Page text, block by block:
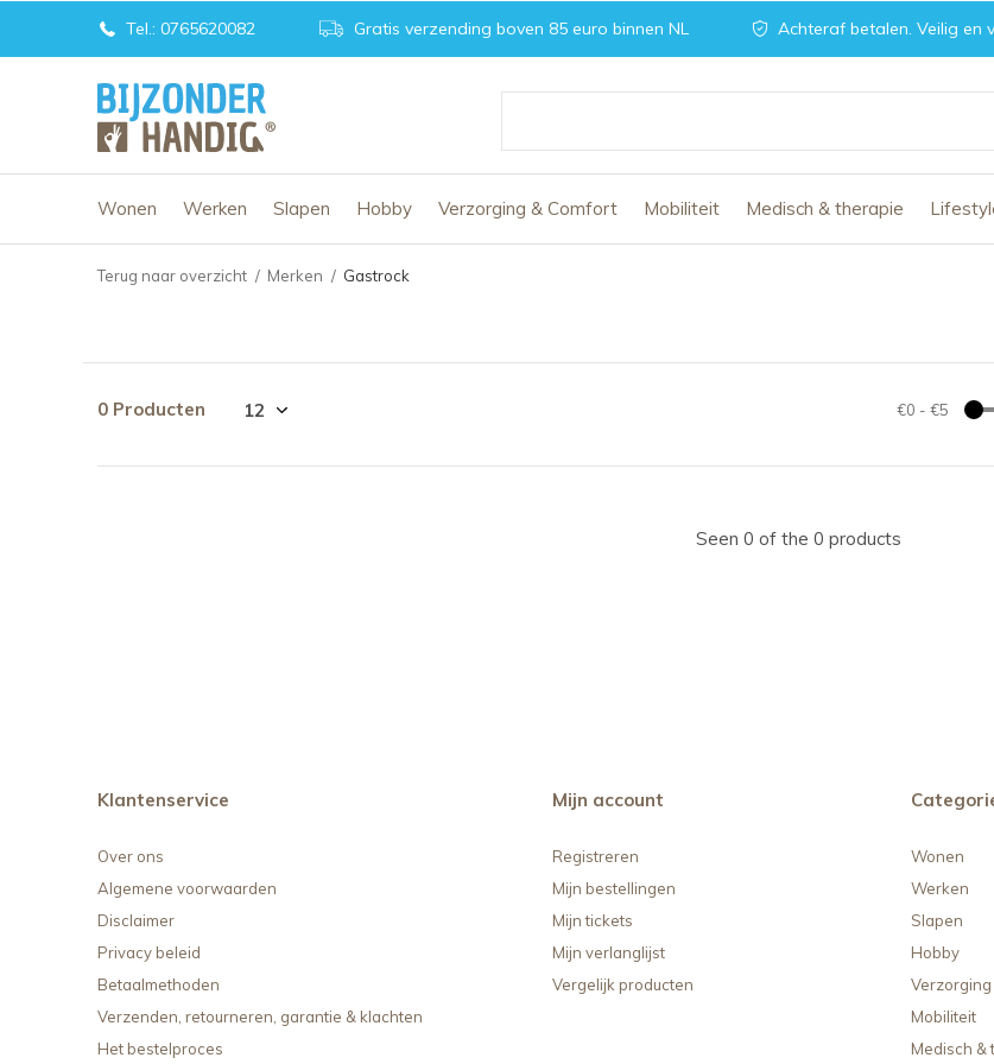
Wonen Werken Slapen Hobby Verzorging & Comfort Mobiliteit Medisch & therapie
Tel.: 0765620082 Gratis verzending boven 85 euro binnen NL Achteraf betalen. Veilig en
Terug naar overzicht Merken Gastrock
0 Producten €0 - €5
Seen 0 of the 0 products
Klantenservice
Over ons
Algemene voorwaarden
Disclaimer
Privacy beleid
Betaalmethoden
Verzenden, retourneren, garantie & klachten
Het bestelproces
Mijn account
Registreren
Mijn bestellingen
Mijn tickets
Mijn verlanglijst
Vergelijk producten
Wonen
Werken
Slapen
Hobby
Mobiliteit
Medisch &